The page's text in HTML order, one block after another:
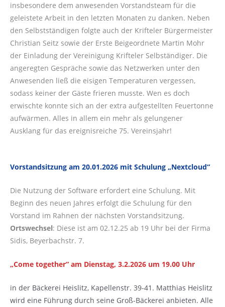
insbesondere dem anwesenden Vorstandsteam für die
geleistete Arbeit in den letzten Monaten zu danken. Neben
den Selbstständigen folgte auch der Krifteler Bürgermeister
Christian Seitz sowie der Erste Beigeordnete Martin Mohr
der Einladung der Vereinigung Krifteler Selbständiger. Die
angeregten Gespräche sowie das Netzwerken unter den
Anwesenden ließ die eisigen Temperaturen vergessen,
sodass keiner der Gäste frieren musste. Wen es doch
erwischte konnte sich an der extra aufgestellten Feuertonne
aufwärmen. Alles in allem ein mehr als gelungener
Ausklang für das ereignisreiche 75. Vereinsjahr!
Vorstandsitzung am 20.01.2026 mit Schulung „Nextcloud“
Die Nutzung der Software erfordert eine Schulung. Mit
Beginn des neuen Jahres erfolgt die Schulung für den
Vorstand im Rahnen der nächsten Vorstandsitzung.
Ortswechsel: Diese ist am 02.12.25 ab 19 Uhr bei der Firma
Sidis, Beyerbachstr. 7.
„Come together“ am Dienstag, 3.2.2026 um 19.00 Uhr
in der Bäckerei Heislitz, Kapellenstr. 39-41. Matthias Heislitz
wird eine Führung durch seine Groß-Bäckerei anbieten. Alle